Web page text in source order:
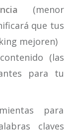
(menor
que tus
mejoren)
(las
para tu
para
claves